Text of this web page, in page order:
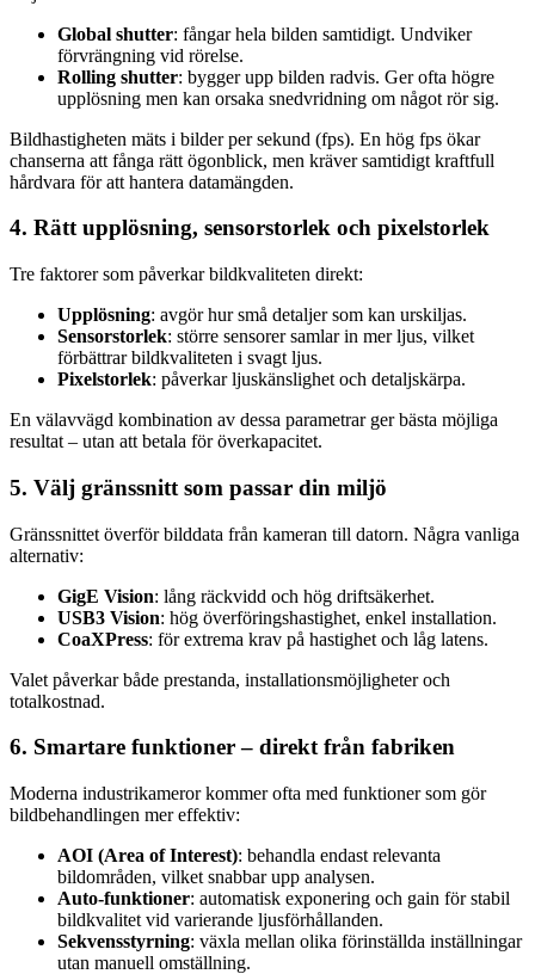
Global shutter: fångar hela bilden samtidigt. Undviker
förvrängning vid rörelse.
Rolling shutter: bygger upp bilden radvis. Ger ofta högre
upplösning men kan orsaka snedvridning om något rör sig.
Bildhastigheten mäts i bilder per sekund (fps). En hög fps ökar
chanserna att fånga rätt ögonblick, men kräver samtidigt kraftfull
hårdvara för att hantera datamängden.
4. Rätt upplösning, sensorstorlek och pixelstorlek
Tre faktorer som påverkar bildkvaliteten direkt:
Upplösning: avgör hur små detaljer som kan urskiljas.
Sensorstorlek: större sensorer samlar in mer ljus, vilket
förbättrar bildkvaliteten i svagt ljus.
Pixelstorlek: påverkar ljuskänslighet och detaljskärpa.
En välavvägd kombination av dessa parametrar ger bästa möjliga
resultat – utan att betala för överkapacitet.
5. Välj gränssnitt som passar din miljö
Gränssnittet överför bilddata från kameran till datorn. Några vanliga
alternativ:
GigE Vision: lång räckvidd och hög driftsäkerhet.
USB3 Vision: hög överföringshastighet, enkel installation.
CoaXPress: för extrema krav på hastighet och låg latens.
Valet påverkar både prestanda, installationsmöjligheter och
totalkostnad.
6. Smartare funktioner – direkt från fabriken
Moderna industrikameror kommer ofta med funktioner som gör
bildbehandlingen mer effektiv:
AOI (Area of Interest): behandla endast relevanta
bildområden, vilket snabbar upp analysen.
Auto-funktioner: automatisk exponering och gain för stabil
bildkvalitet vid varierande ljusförhållanden.
Sekvensstyrning: växla mellan olika förinställda inställningar
utan manuell omställning.